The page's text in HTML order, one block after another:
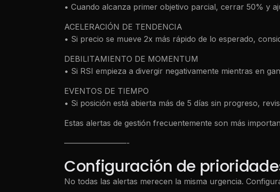
• Cuando alcanza primer objetivo parcial, cerrar 50% y
ACELERACIÓN DE TENDENCIA
• Si precio se mueve 2x más rápido de lo esperado,
DEBILITAMIENTO DE MOMENTUM
• Si RSI empieza a divergir negativamente mientras en
EVENTOS DE TIEMPO
• Si posición está abierta más de 5 días sin progreso,
Estas alertas de gestión frecuentemente son más
————————-
Configuración de
No todas las alertas merecen la misma urgencia.